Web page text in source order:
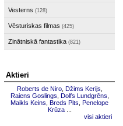
Vesterns (128)
Vēsturiskas filmas (425)
Zinātniskā fantastika (821)
Aktieri
Roberts de Niro, Džims Kerijs
Raiens Goslings Dolfs Lundgrēns
Maikls Keins Breds Pits Penelope
Krūza...
visi aktieri